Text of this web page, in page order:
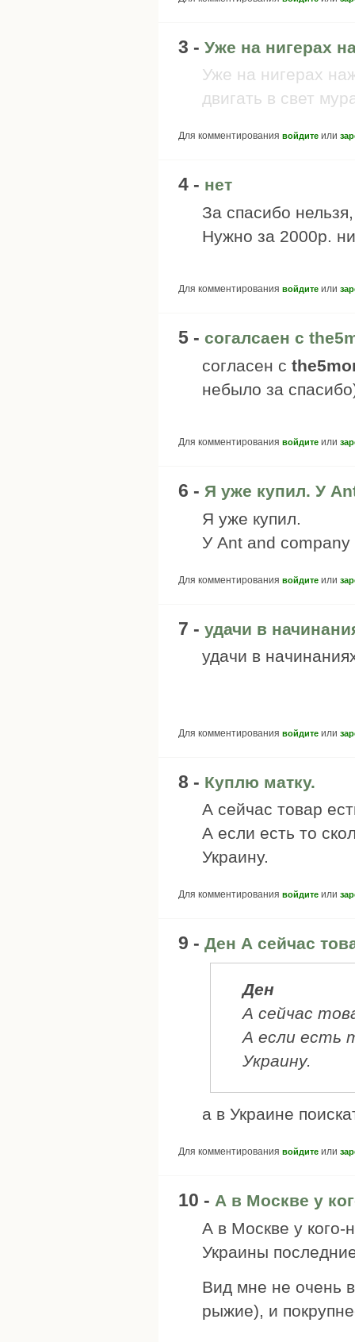
3 - Уже на нигерах
Уже на нигерах
двигать в свет
Для комментирования войдите или
4 - нет
За спасибо
Нужно за 2000р.
Для комментирования войдите или
5 - согалсаен с
согласен с
небыло за
Для комментирования войдите или
6 - Я уже купил. У
Я уже купил.
У Ant and company
Для комментирования войдите или
7 - удачи в
удачи в
Для комментирования войдите или
8 - Куплю матку.
А сейчас товар
А если есть то
Украину.
Для комментирования войдите или
9 - Ден А сейчас
Ден
А сейчас
А если есть
Украину.
а в Украине
Для комментирования войдите или
10 - А в Москве у
А в Москве у кого-
Украины
Вид мне не очень
рыжие), и